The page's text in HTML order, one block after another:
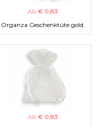
Ab € 0,83
Organza Geschenktüte gold.
Ab € 0,83